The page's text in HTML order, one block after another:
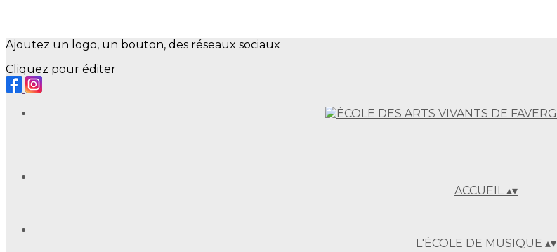
Ajoutez un logo, un bouton, des réseaux sociaux
Cliquez pour éditer
ACCUEIL▴▾
L'ÉCOLE DE MUSIQUE ▴▾